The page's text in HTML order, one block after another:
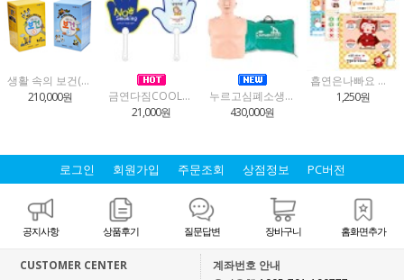
생활 속의 보건(5,6학년)
210,000원
금연다짐COOL부채(30개입)
21,000원
누르고심폐소생마네킹
430,000원
흡연은나빠요 스티커놀이
1,250원
로그인 회원가입 주문조회 상점정보 PC버전
공지사항 상품후기 질문답변 장바구니 홈화면추가
CUSTOMER CENTER
계좌번호 안내